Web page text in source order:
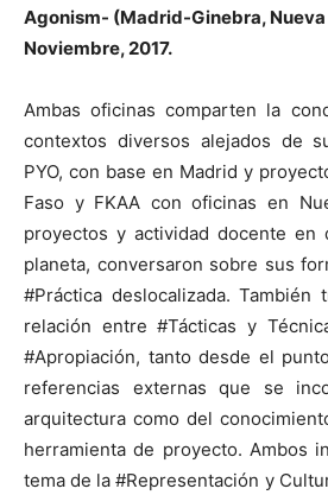
Agonism- (Madrid-Ginebra,
Noviembre, 2017.
Ambas oficinas comparten la
contextos diversos alejados de
PYO, con base en Madrid y
Faso y FKAA con oficinas en
proyectos y actividad docente en
planeta, conversaron sobre sus
#Práctica deslocalizada.
relación entre #Tácticas y
#Apropiación, tanto desde el
referencias externas que se
arquitectura como del
herramienta de proyecto. Ambos
tema de la #Representación y